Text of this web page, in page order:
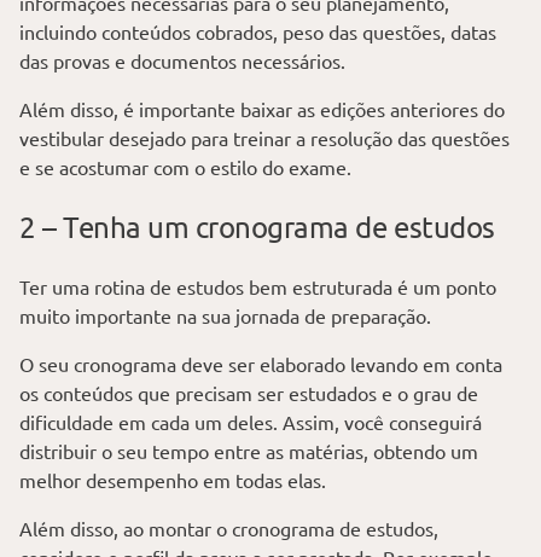
incluindo conteúdos cobrados, peso das questões, datas
das provas e documentos necessários.
Além disso, é importante baixar as edições anteriores do
vestibular desejado para treinar a resolução das questões
e se acostumar com o estilo do exame.
2 – Tenha um cronograma de estudos
Ter uma rotina de estudos bem estruturada é um ponto
muito importante na sua jornada de preparação.
O seu cronograma deve ser elaborado levando em conta
os conteúdos que precisam ser estudados e o grau de
dificuldade em cada um deles. Assim, você conseguirá
distribuir o seu tempo entre as matérias, obtendo um
melhor desempenho em todas elas.
Além disso, ao montar o cronograma de estudos,